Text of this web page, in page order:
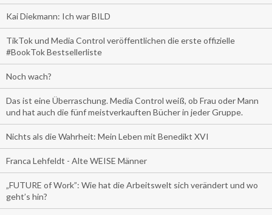
Kai Diekmann: Ich war BILD
TikTok und Media Control veröffentlichen die erste offizielle
#BookTok Bestsellerliste
Noch wach?
Das ist eine Überraschung. Media Control weiß, ob Frau oder Mann
und hat auch die fünf meistverkauften Bücher in jeder Gruppe.
Nichts als die Wahrheit: Mein Leben mit Benedikt XVI
Franca Lehfeldt - Alte WEISE Männer
„FUTURE of Work”: Wie hat die Arbeitswelt sich verändert und wo
geht’s hin?